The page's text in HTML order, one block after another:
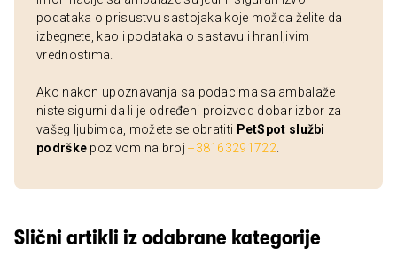
podataka o prisustvu sastojaka koje možda želite da
izbegnete, kao i podataka o sastavu i hranljivim
vrednostima.
Ako nakon upoznavanja sa podacima sa ambalaže
niste sigurni da li je određeni proizvod dobar izbor za
vašeg ljubimca, možete se obratiti PetSpot službi
podrške pozivom na broj+38163291722
Slični artikli iz odabrane kategorije